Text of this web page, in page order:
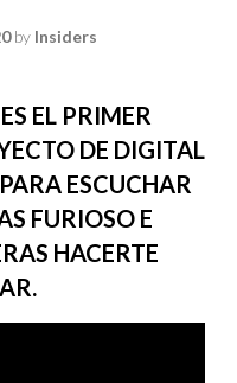
by Insiders
EL PRIMER
DE DIGITAL
ESCUCHAR
FURIOSO E
HACERTE